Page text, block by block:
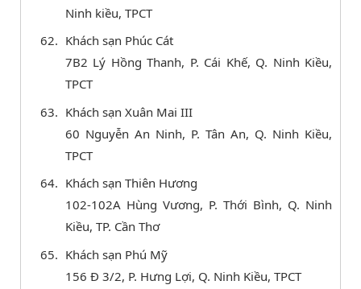
Ninh kiều, TPCT
Khách sạn Phúc Cát
7B2 Lý Hồng Thanh, P. Cái Khế, Q. Ninh Kiều,
TPCT
Khách sạn Xuân Mai III
60 Nguyễn An Ninh, P. Tân An, Q. Ninh Kiều,
TPCT
Khách sạn Thiên Hương
102-102A Hùng Vương, P. Thới Bình, Q. Ninh
Kiều, TP. Cần Thơ
Khách sạn Phú Mỹ
156 Đ 3/2, P. Hưng Lợi, Q. Ninh Kiều, TPCT